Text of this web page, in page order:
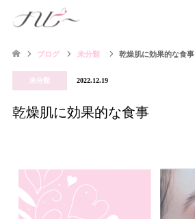
ブログ 未分類 乾燥肌に効果的な食事
未分類 2022.12.19
乾燥肌に効果的な食事